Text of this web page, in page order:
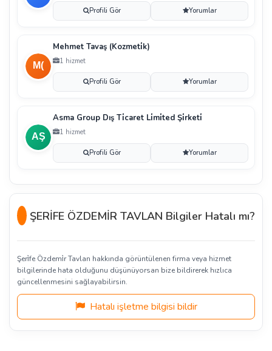
Profili Gör Yorumlar
Mehmet Tavaş (Kozmeti̇k)
1 hizmet
Profili Gör Yorumlar
Asma Group Dış Ti̇caret Li̇mi̇ted Şi̇rketi̇
1 hizmet
Profili Gör Yorumlar
ŞERİFE ÖZDEMİR TAVLAN Bilgiler Hatalı mı?
Şeri̇fe Özdemi̇r Tavlan hakkında görüntülenen firma veya hizmet
bilgilerinde hata olduğunu düşünüyorsan bize bildirerek hızlıca
güncellenmesini sağlayabilirsin.
Hatalı işletme bilgisi bildir